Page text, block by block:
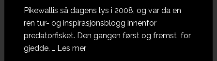
Pikewallis så dagens lys i 2008, og var da en
ren tur- og inspirasjonsblogg innenfor
predatorfisket. Den gangen først og fremst for
gjedde. … Les meromOm